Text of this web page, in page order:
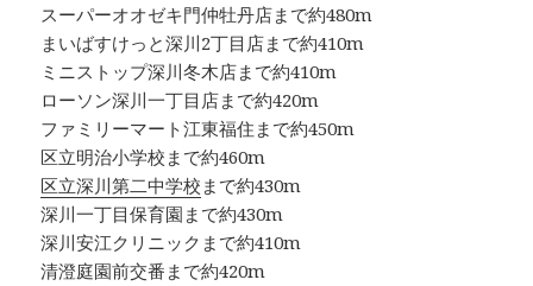
スーパーオオゼキ門仲牡丹店まで約480m
まいばすけっと深川2丁目店まで約410m
ミニストップ深川冬木店まで約410m
ローソン深川一丁目店まで約420m
ファミリーマート江東福住まで約450m
区立明治小学校まで約460m
区立深川第二中学校 まで約430m
深川一丁目保育園まで約430m
深川安江クリニックまで約410m
清澄庭園前交番まで約420m